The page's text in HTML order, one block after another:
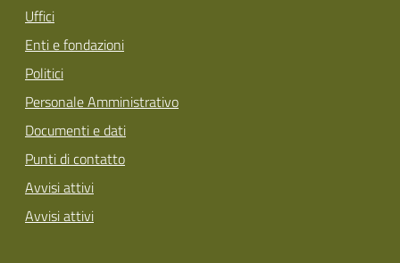
Uffici
Enti e fondazioni
Politici
Personale Amministrativo
Documenti e dati
Punti di contatto
Avvisi attivi
Avvisi attivi